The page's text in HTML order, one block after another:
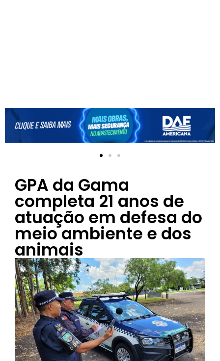
GPA da Gama
completa 21 anos de
atuação em defesa do
meio ambiente e dos
animais